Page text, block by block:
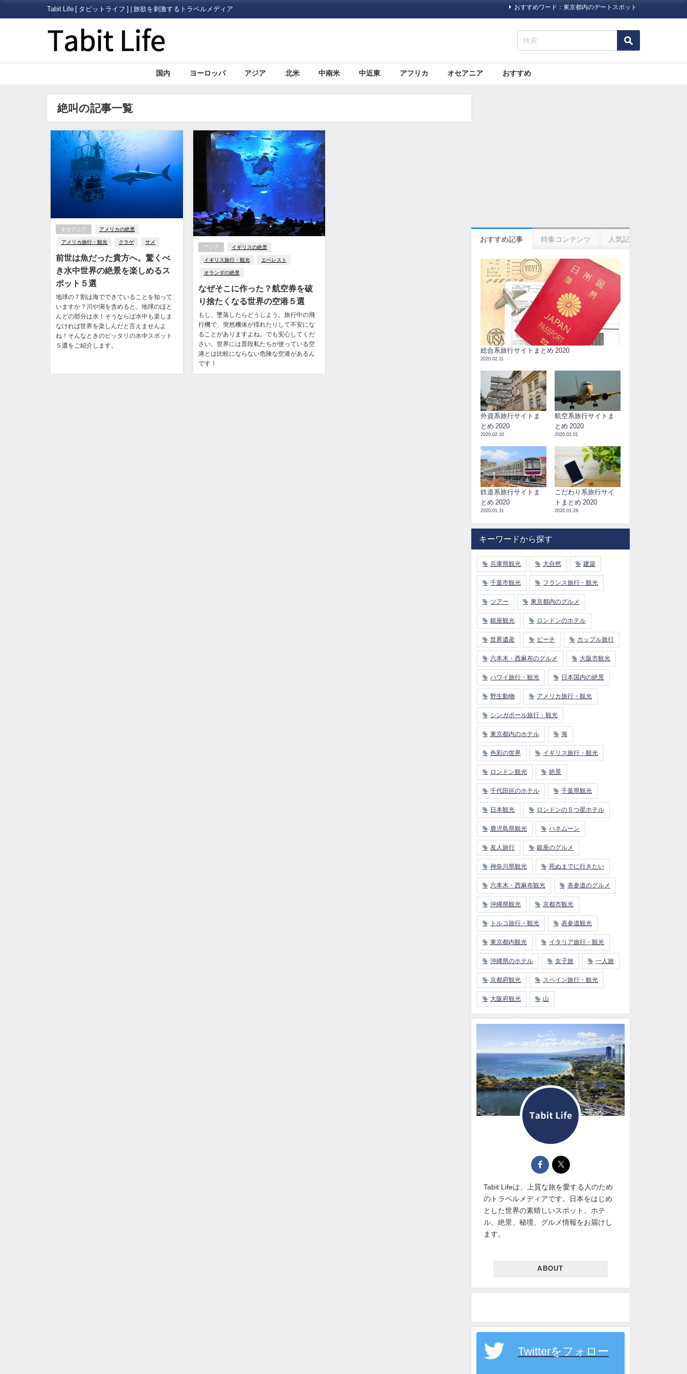
Tabit Life [ タビットライフ ] | 旅欲を刺激するトラベルメディア おすすめワード：東京都内のデートスポット
国内 ヨーロッパ アジア 北米 中南米 中近東 アフリカ オセアニア おすすめ
絶叫の記事一覧
オセアニア アメリカの絶景
アメリカ旅行・観光 クラゲ サメ
前世は魚だった貴方へ。驚くべ
き水中世界の絶景を楽しめるス
ポット５選
地球の７割は海でできていることを知って
いますか？川や湖を含めると、地球のほと
んどの部分は水！そうならば水中も楽しま
なければ世界を楽しんだと言えませんよ
ね！そんなときのピッタリの水中スポット
５選をご紹介します。
アジア イギリスの絶景
イギリス旅行・観光 エベレスト
オランダの絶景
なぜそこに作った？航空券を破
り捨たくなる世界の空港５選
もし、墜落したらどうしよう。旅行中の飛
行機で、突然機体が揺れたりして不安にな
ることがありますよね。でも安心してくだ
さい。世界には普段私たちが使っている空
港とは比較にならない危険な空港があるん
です！
おすすめ記事 特集コンテンツ 人気記事
総合系旅行サイトまとめ 2020
2020.02.11
外資系旅行サイトま
とめ 2020
2020.02.10
航空系旅行サイトま
とめ 2020
2020.02.01
鉄道系旅行サイトま
とめ 2020
2020.01.31
こだわり系旅行サイ
トまとめ 2020
2020.01.28
キーワードから探す
兵庫県観光 大自然 建築
千葉市観光 フランス旅行・観光
ツアー 東京都内のグルメ
銀座観光 ロンドンのホテル
世界遺産 ビーチ カップル旅行
六本木・西麻布のグルメ 大阪市観光
ハワイ旅行・観光 日本国内の絶景
野生動物 アメリカ旅行・観光
シンガポール旅行・観光
東京都内のホテル 海
色彩の世界 イギリス旅行・観光
ロンドン観光 絶景
千代田区のホテル 千葉県観光
日本観光 ロンドンの５つ星ホテル
鹿児島県観光 ハネムーン
友人旅行 銀座のグルメ
神奈川県観光 死ぬまでに行きたい
六本木・西麻布観光 表参道のグルメ
沖縄県観光 京都市観光
トルコ旅行・観光 表参道観光
東京都内観光 イタリア旅行・観光
沖縄県のホテル 女子旅 一人旅
京都府観光 スペイン旅行・観光
大阪府観光 山
Tabit Lifeは、上質な旅を愛する人のため
のトラベルメディアです。日本をはじめ
とした世界の素晴しいスポット、ホテ
ル、絶景、秘境、グルメ情報をお届けし
ます。
ABOUT
Twitterをフォロー